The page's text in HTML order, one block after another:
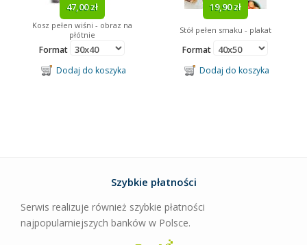
47,00 zł
Kosz pełen wiśni - obraz na
płótnie
Format
Dodaj do koszyka
19,90 zł
Stół pełen smaku - plakat
Format
Dodaj do koszyka
Szybkie płatności
Serwis realizuje również szybkie płatności
najpopularniejszych banków w Polsce.